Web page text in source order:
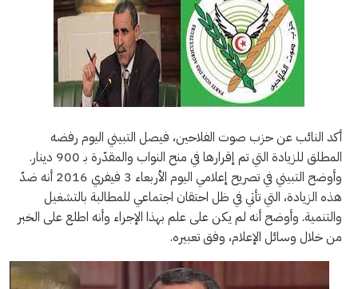
أكد النائب عن حزب صوت الفلاحين، فيصل التبيني اليوم رفضه
المطلق للزيادة التي تم إقرارها في منح النواب والمقدّرة بـ 900 دينار.
وأوضح التبيني في تصريح إعلامي اليوم الأربعاء 3 فيفري 2016 أنه ضدّ
هذه الزيادة، التي تأتي في ظل احتقان اجتماعي للمطالبة بالتشغيل
والتنمية. وأوضح أنه لم يكن على علم بهذا الإجراء وأنه اطلع على الخبر
من خلال وسائل الإعلام، وفق تعبيره.